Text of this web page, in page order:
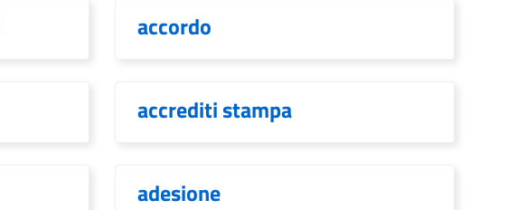
accordo
accrediti stampa
adesione